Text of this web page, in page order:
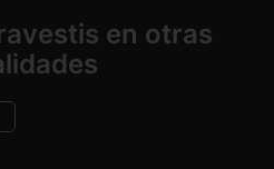
en otras